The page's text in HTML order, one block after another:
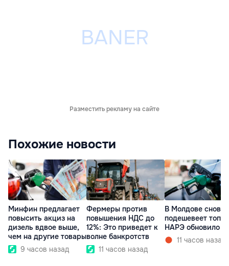
Разместить рекламу на сайте
Похожие новости
Минфин предлагает
повысить акциз на
дизель вдвое выше,
чем на другие товары
9 часов назад
Фермеры против
повышения НДС до
12%: Это приведет к
волне банкротств
11 часов назад
В Молдове снова
подешевеет
НАРЭ обновило
11 часов назад